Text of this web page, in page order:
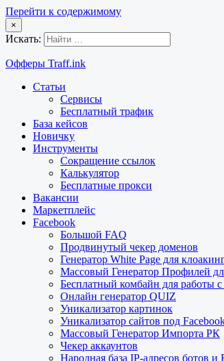
Перейти к содержимому
×
Искать:
Офферы Traff.ink
Статьи
Сервисы
Бесплатный трафик
База кейсов
Новичку
Инструменты
Сокращение ссылок
Калькулятор
Бесплатные прокси
Вакансии
Маркетплейс
Facebook
Большой FAQ
Продвинутый чекер доменов
Генератор White Page для
Массовый Генератор Профилей
Бесплатный комбайн для работы с
Онлайн генератор QUIZ
Уникализатор картинок
Уникализатор сайтов под
Массовый Генератор Импорта РК
Чекер аккаунтов
Народная база IP-адресов ботов и